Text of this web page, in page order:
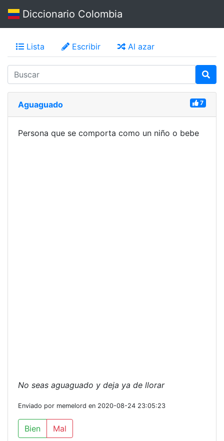
Diccionario Colombia
Lista Escribir Al azar
Aguaguado 7
Persona que se comporta como un niño o bebe
No seas aguaguado y deja ya de llorar
Enviado por memelord en 2020-08-24 23:05:23
Bien Mal